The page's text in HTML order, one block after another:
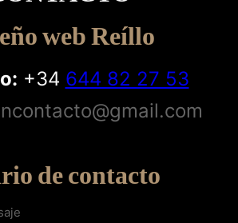
web Reíllo
+34 644 82 27 53
de contacto